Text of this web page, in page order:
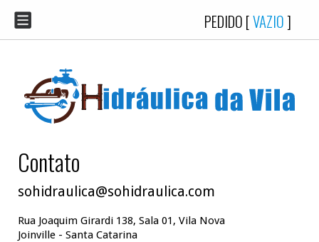
PEDIDO [VAZIO]
Contato
sohidraulica@sohidraulica.com
Rua Joaquim Girardi 138, Sala 01, Vila Nova
Joinville - Santa Catarina